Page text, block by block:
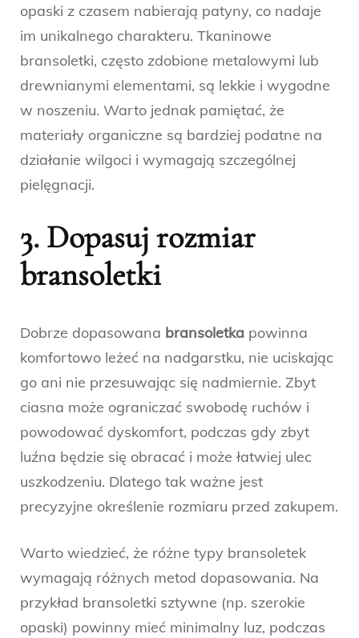
opaski z czasem nabierają patyny, co nadaje
im unikalnego charakteru. Tkaninowe
bransoletki, często zdobione metalowymi lub
drewnianymi elementami, są lekkie i wygodne
w noszeniu. Warto jednak pamiętać, że
materiały organiczne są bardziej podatne na
działanie wilgoci i wymagają szczególnej
pielęgnacji.
3. Dopasuj rozmiar
bransoletki
Dobrze dopasowana bransoletka powinna
komfortowo leżeć na nadgarstku, nie uciskając
go ani nie przesuwając się nadmiernie. Zbyt
ciasna może ograniczać swobodę ruchów i
powodować dyskomfort, podczas gdy zbyt
luźna będzie się obracać i może łatwiej ulec
uszkodzeniu. Dlatego tak ważne jest
precyzyjne określenie rozmiaru przed zakupem.
Warto wiedzieć, że różne typy bransoletek
wymagają różnych metod dopasowania. Na
przykład bransoletki sztywne (np. szerokie
opaski) powinny mieć minimalny luz, podczas